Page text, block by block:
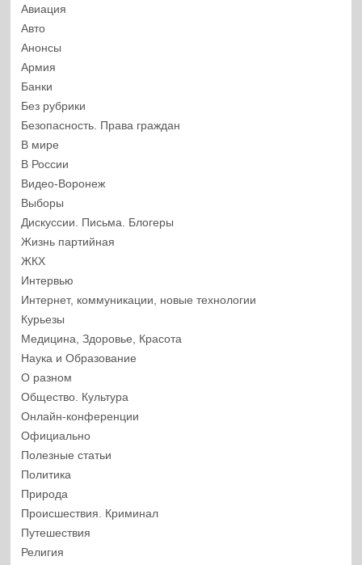
Авиация
Авто
Анонсы
Армия
Банки
Без рубрики
Безопасность. Права граждан
В мире
В России
Видео-Воронеж
Выборы
Дискуссии. Письма. Блогеры
Жизнь партийная
ЖКХ
Интервью
Интернет, коммуникации, новые технологии
Курьезы
Медицина, Здоровье, Красота
Наука и Образование
О разном
Общество. Культура
Онлайн-конференции
Официально
Полезные статьи
Политика
Природа
Происшествия. Криминал
Путешествия
Религия